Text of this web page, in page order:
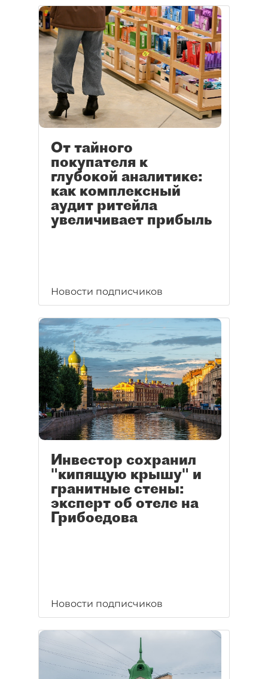
От тайного
покупателя к
глубокой аналитике:
как комплексный
аудит ритейла
увеличивает прибыль
Новости подписчиков
Инвестор сохранил
"кипящую крышу" и
гранитные стены:
эксперт об отеле на
Грибоедова
Новости подписчиков